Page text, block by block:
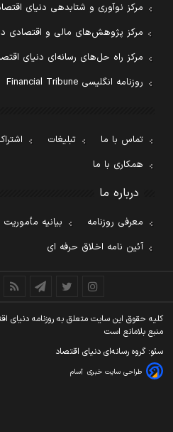
مرکز نوآوری و شتابدهی دنیای
مرکز پژوهش‌های مالی و اقتصادی
مرکز راه حل‌های رسانه‌ای دنیای
روزنامه انگلیسی Financial Tribune
تماس با ما تبلیغات
همکاری با ما
درباره ما
معرفی روزنامه
بیانیه مأموریت
آئین نامه اخلاق حرفه ای
کليه حقوق اين سايت متعلق به روزنامه دنيای
منبع بلامانع است
سئو: گروه رسانه‌ای دنیای اقتصاد
طراحی سایت خبری آسام